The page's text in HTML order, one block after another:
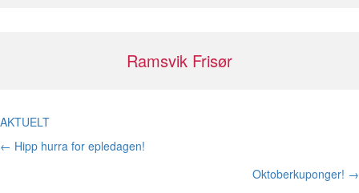
Ramsvik Frisør
AKTUELT
Posts
← Hipp hurra for epledagen!
Oktoberkuponger! →